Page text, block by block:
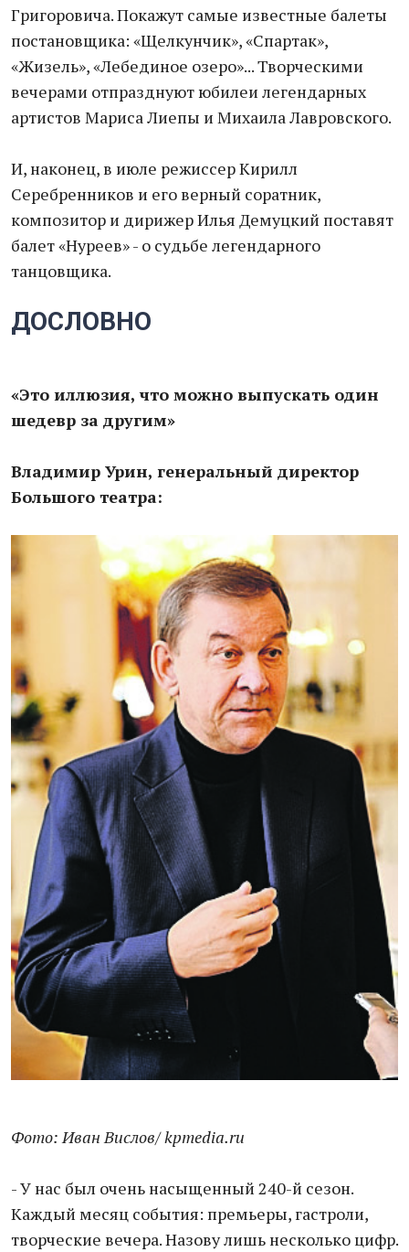
Григоровича. Покажут самые известные балеты
постановщика: «Щелкунчик», «Спартак»,
«Жизель», «Лебединое озеро»... Творческими
вечерами отпразднуют юбилеи легендарных
артистов Мариса Лиепы и Михаила Лавровского.
И, наконец, в июле режиссер Кирилл
Серебренников и его верный соратник,
композитор и дирижер Илья Демуцкий поставят
балет «Нуреев» - о судьбе легендарного
танцовщика.
ДОСЛОВНО
«Это иллюзия, что можно выпускать один
шедевр за другим»
Владимир Урин, генеральный директор
Большого театра:
Фото: Иван Вислов/ kpmedia.ru
- У нас был очень насыщенный 240-й сезон.
Каждый месяц события: премьеры, гастроли,
творческие вечера. Назову лишь несколько цифр.